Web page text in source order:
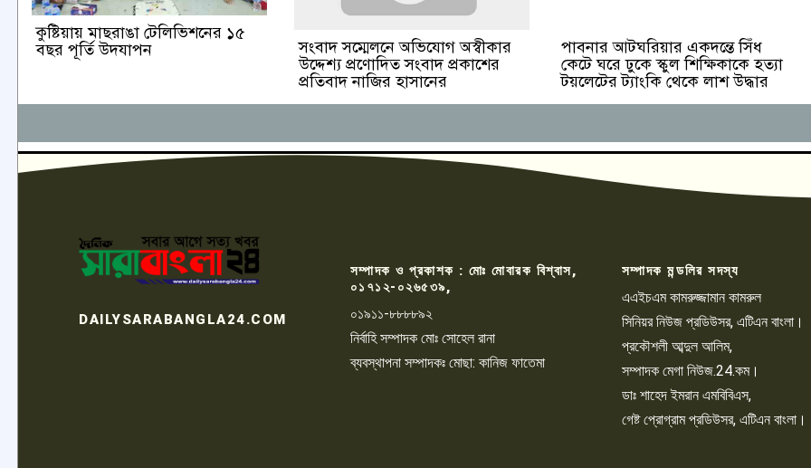
কুষ্টিয়ায় মাছরাঙা টেলিভিশনের ১৫
বছর পূর্তি উদযাপন
সংবাদ সম্মেলনে অভিযোগ অস্বীকার
উদ্দেশ্য প্রণোদিত সংবাদ প্রকাশের
প্রতিবাদ নাজির হাসানের
পাবনার আটঘরিয়ার একদন্তে সিঁধ
কেটে ঘরে ঢুকে স্কুল শিক্ষিকাকে হত্যা
টয়লেটের ট্যাংকি থেকে লাশ উদ্ধার
DAILYSARABANGLA24.COM
সম্পাদক ও প্রকাশক : মোঃ মোবারক বিশ্বাস,
০১৭১২-০২৬৫৩৯,
০১৯১১-৮৮৮৮৯২
নির্বাহি সম্পাদক মোঃ সোহেল রানা
ব্যবস্থাপনা সম্পাদকঃ মোছা: কানিজ ফাতেমা
সম্পাদক মন্ডলির সদস্য
এএইচএম কামরুজ্জামান কামরুল
সিনিয়র নিউজ প্রডিউসর, এটিএন বাংলা।
প্রকৌশলী আব্দুল আলিম,
সম্পাদক মেগা নিউজ.24.কম।
ডাঃ শাহেদ ইমরান এমবিবিএস,
গেষ্ট প্রোগ্রাম প্রডিউসর, এটিএন বাংলা।